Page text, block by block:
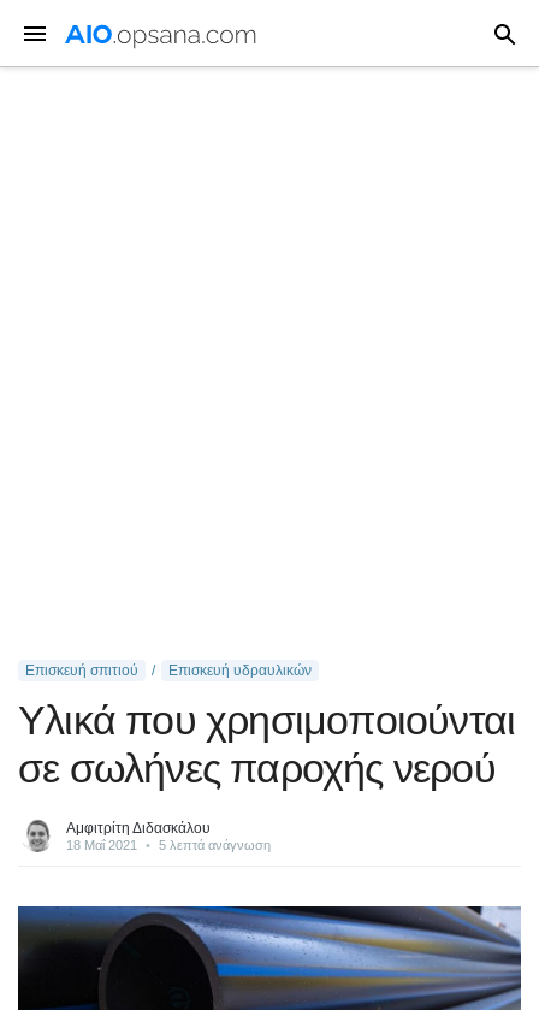
Επισκευή σπιτιού Επισκευή υδραυλικών
Υλικά που χρησιμοποιούνται
σε σωλήνες παροχής νερού
Αμφιτρίτη Διδασκάλου
18 Μαΐ 2021 • 5 λεπτά ανάγνωση